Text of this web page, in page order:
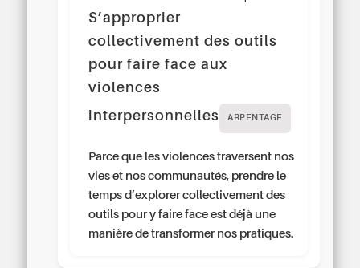
S’approprier
collectivement des outils
pour faire face aux
violences
interpersonnelles
ARPENTAGE
Parce que les violences traversent nos
vies et nos communautés, prendre le
temps d’explorer collectivement des
outils pour y faire face est déjà une
manière de transformer nos pratiques.